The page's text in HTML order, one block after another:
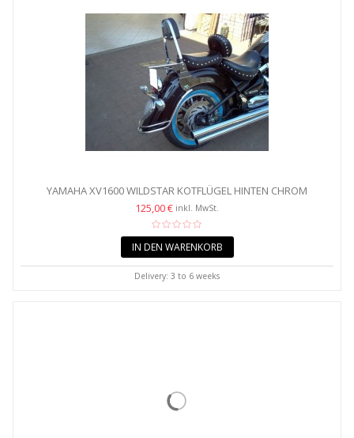
YAMAHA XV1600 WILDSTAR KOTFLÜGEL HINTEN CHROM
125,00 € inkl. MwSt.
IN DEN WARENKORB
Delivery: 3 to 6 weeks